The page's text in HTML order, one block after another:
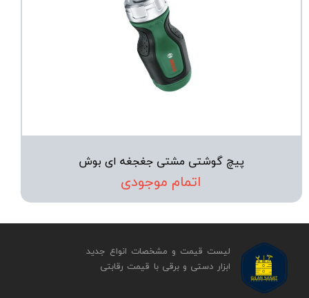
پیچ گوشتی مشتی جغجغه ای بوش
اتمام موجودی
لیست قیمت و مشخصات انواع جدید
ابزار دستی و برقی ​​​​​​​با قیمت رقابتی